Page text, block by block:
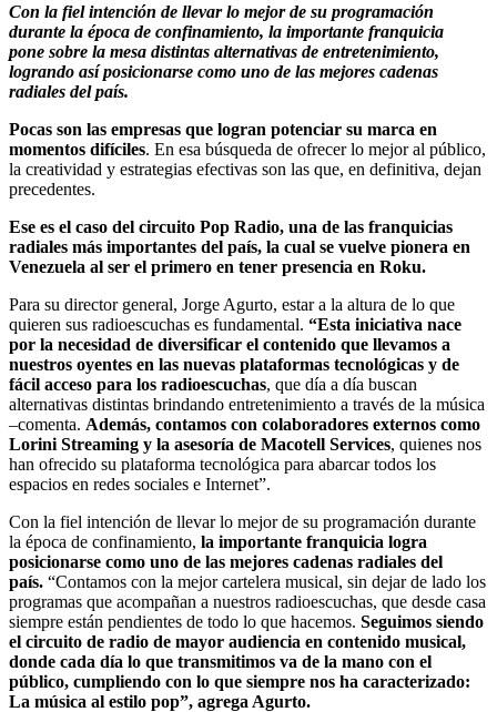
Con la fiel intención de llevar lo mejor de su programación
durante la época de confinamiento, la importante franquicia
pone sobre la mesa distintas alternativas de entretenimiento,
logrando así posicionarse como uno de las mejores cadenas
radiales del país.
Pocas son las empresas que logran potenciar su marca en
momentos difíciles. En esa búsqueda de ofrecer lo mejor al público,
la creatividad y estrategias efectivas son las que, en definitiva, dejan
precedentes.
Ese es el caso del circuito Pop Radio, una de las franquicias
radiales más importantes del país, la cual se vuelve pionera en
Venezuela al ser el primero en tener presencia en Roku.
Para su director general, Jorge Agurto, estar a la altura de lo que
quieren sus radioescuchas es fundamental. “Esta iniciativa nace
por la necesidad de diversificar el contenido que llevamos a
nuestros oyentes en las nuevas plataformas tecnológicas y de
fácil acceso para los radioescuchas, que día a día buscan
alternativas distintas brindando entretenimiento a través de la música
–comenta. Además, contamos con colaboradores externos como
Lorini Streaming y la asesoría de Macotell Services, quienes nos
han ofrecido su plataforma tecnológica para abarcar todos los
espacios en redes sociales e Internet”.
Con la fiel intención de llevar lo mejor de su programación durante
la época de confinamiento, la importante franquicia logra
posicionarse como uno de las mejores cadenas radiales del
país. “Contamos con la mejor cartelera musical, sin dejar de lado los
programas que acompañan a nuestros radioescuchas, que desde casa
siempre están pendientes de todo lo que hacemos. Seguimos siendo
el circuito de radio de mayor audiencia en contenido musical,
donde cada día lo que transmitimos va de la mano con el
público, cumpliendo con lo que siempre nos ha caracterizado:
La música al estilo pop”, agrega Agurto.